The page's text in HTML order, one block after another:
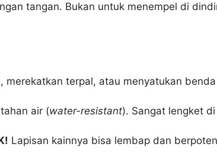
tangan. Bukan untuk menempel di
terpal, atau menyatukan
air (water-resistant). Sangat lengket
Lapisan kainnya bisa lembap dan